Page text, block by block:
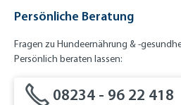
Persönliche Beratung
Fragen zu Hundeernährung & -
Persönlich beraten lassen:
08234 - 96 22 418